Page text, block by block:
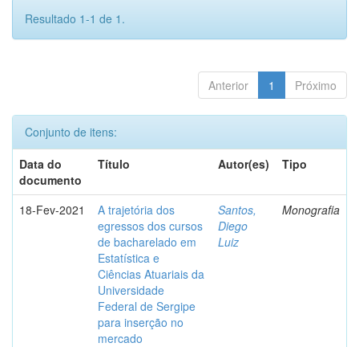
Resultado 1-1 de 1.
Anterior 1 Próximo
Conjunto de itens:
Data do
documento
Título Autor(es) Tipo
18-Fev-2021
A trajetória dos
egressos dos cursos
de bacharelado em
Estatística e
Ciências Atuariais da
Universidade
Federal de Sergipe
para inserção no
mercado
Santos,
Diego
Luiz
Monografia